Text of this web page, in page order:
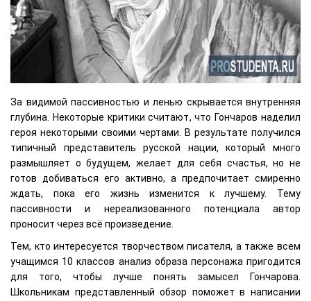
За видимой пассивностью и ленью скрывается внутренняя
глубина. Некоторые критики считают, что Гончаров наделил
героя некоторыми своими чертами. В результате получился
типичный представитель русской нации, который много
размышляет о будущем, желает для себя счастья, но не
готов добиваться его активно, а предпочитает смиренно
ждать, пока его жизнь изменится к лучшему. Тему
пассивности и нереализованного потенциала автор
проносит через всё произведение.
Тем, кто интересуется творчеством писателя, а также всем
учащимся 10 классов анализ образа персонажа пригодится
для того, чтобы лучше понять замысел Гончарова.
Школьникам представленный обзор поможет в написании